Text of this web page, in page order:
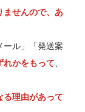
ませんので、あ
ール」「発送案
れかをもって
る理由があって